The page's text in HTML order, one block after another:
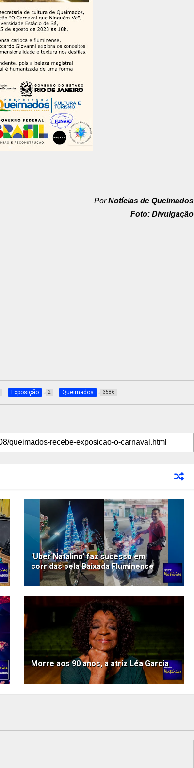
PorNotícias de Queimados
Foto: Divulgação
Exposição 2 Queimados 3586
'Uber Natalino' faz sucesso em
corridas pela Baixada Fluminense
Morre aos 90 anos, a atriz Léa Garcia